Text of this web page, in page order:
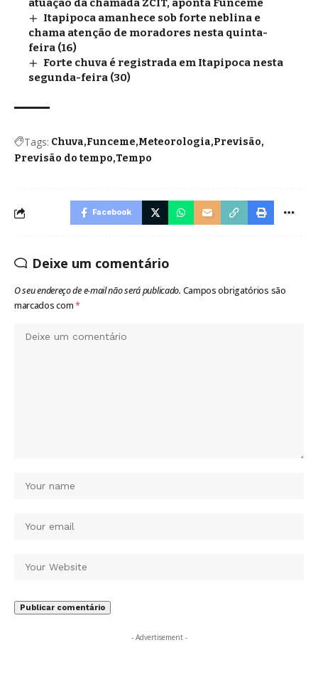
atuação da chamada ZCIT, aponta Funceme
Itapipoca amanhece sob forte neblina e
chama atenção de moradores nesta quinta-
feira (16)
Forte chuva é registrada em Itapipoca nesta
segunda-feira (30)
Tags: Chuva Funceme Meteorologia Previsão
Previsão do tempo Tempo
Facebook
Deixe um comentário
O seu endereço de e-mail não será publicado. Campos obrigatórios são
marcados com*
- Advertisement -